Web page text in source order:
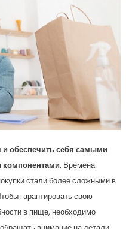
обеспечить себя самыми
. Времена
стали более сложными в
гарантировать свою
в пище, необходимо